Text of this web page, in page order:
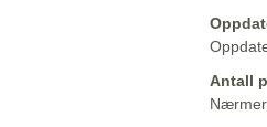
Antall